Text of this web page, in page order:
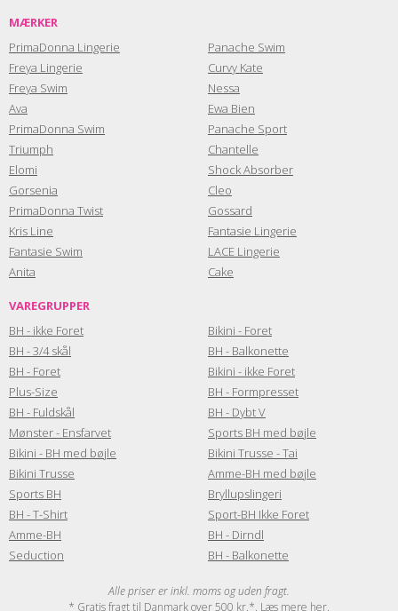
MÆRKER
PrimaDonna Lingerie
Freya Lingerie
Freya Swim
Ava
PrimaDonna Swim
Triumph
Elomi
Gorsenia
PrimaDonna Twist
Kris Line
Fantasie Swim
Anita
Panache Swim
Curvy Kate
Nessa
Ewa Bien
Panache Sport
Chantelle
Shock Absorber
Cleo
Gossard
Fantasie Lingerie
LACE Lingerie
Cake
VAREGRUPPER
BH - ikke Foret
BH - 3/4 skål
BH - Foret
Plus-Size
BH - Fuldskål
Mønster - Ensfarvet
Bikini - BH med bøjle
Bikini Trusse
Sports BH
BH - T-Shirt
Amme-BH
Seduction
Bikini - Foret
BH - Balkonette
Bikini - ikke Foret
BH - Formpresset
BH - Dybt V
Sports BH med bøjle
Bikini Trusse - Tai
Amme-BH med bøjle
Bryllupslingeri
Sport-BH Ikke Foret
BH - Dirndl
BH - Balkonette
Alle priser er inkl. moms og uden fragt.
* Gratis fragt til Danmark over 500 kr.*. Læs mere her.